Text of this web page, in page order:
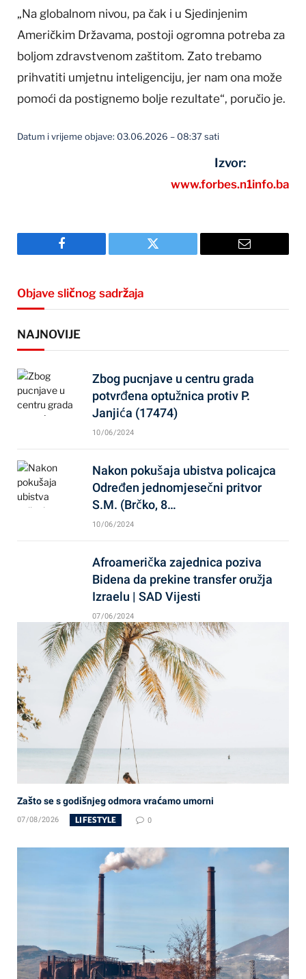
„Na globalnom nivou, pa čak i u Sjedinjenim
Američkim Državama, postoji ogromna potreba za
boljom zdravstvenom zaštitom. Zato trebamo
prihvatiti umjetnu inteligenciju, jer nam ona može
pomoći da postignemo bolje rezultate“, poručio je.
Datum i vrijeme objave: 03.06.2026 – 08:37 sati
Izvor:
www.forbes.n1info.ba
Facebook Twitter Email
Objave sličnog sadržaja
NAJNOVIJE
Zbog pucnjave u centru grada
potvrđena optužnica protiv P.
Janjića (17474)
10/06/2024
Nakon pokušaja ubistva policajca
Određen jednomjesečni pritvor
S.M. (Brčko, 8…
10/06/2024
Afroamerička zajednica poziva
Bidena da prekine transfer oružja
Izraelu | SAD Vijesti
07/06/2024
Zašto se s godišnjeg odmora vraćamo umorni
07/08/2026 LIFESTYLE 0